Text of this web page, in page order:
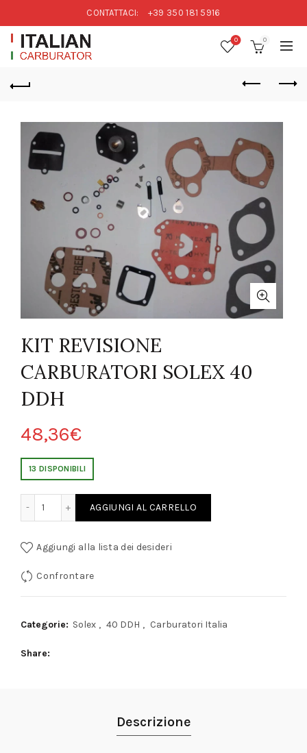
CONTATTACI: +39 350 181 5916
0 0
KIT REVISIONE
CARBURATORI SOLEX 40
DDH
48,36€
13 DISPONIBILI
AGGIUNGI AL CARRELLO
Aggiungi alla lista dei desideri
Confrontare
Categorie: Solex , 40 DDH , Carburatori Italia
Share
Descrizione